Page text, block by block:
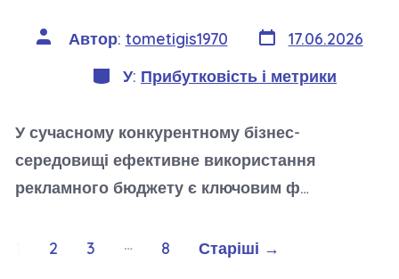
Автор
запису
Автор: tometigis1970 Дата
запису
17.06.2026
Категорії
У: Прибутковість і метрики
У сучасному конкурентному бізнес-
середовищі ефективне використання
рекламного бюджету є ключовим ф…
Навігація
2 3 … 8 Старіші →